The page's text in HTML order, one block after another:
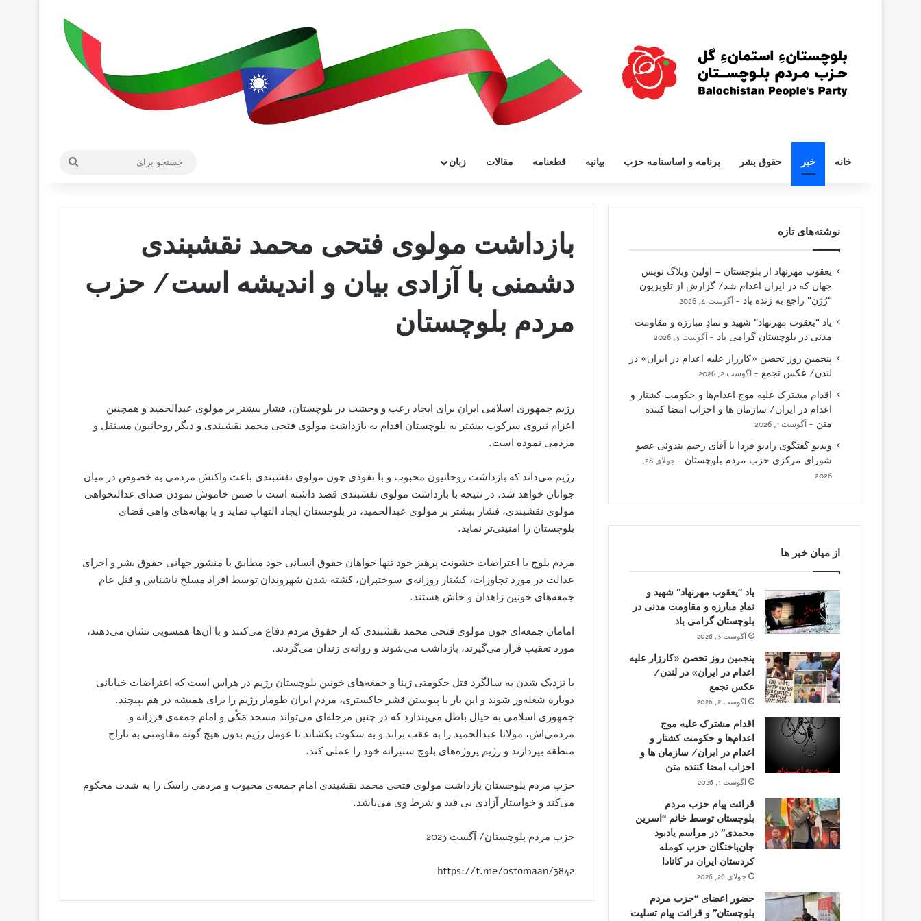
خانه خبر حقوق بشر برنامه و اساسنامه حزب بیانیه قطعنامه مقالات زبان
بازداشت مولوی فتحی محمد نقشبندی
دشمنی با آزادی بیان و اندیشه است/ حزب
مردم بلوچستان
رژیم جمهوری اسلامی ایران برای ایجاد رعب و وحشت در بلوچستان، فشار بیشتر بر مولوی عبدالحمید و همچنین
اعزام نیروی سرکوب بیشتر به بلوچستان اقدام به بازداشت مولوی فتحی محمد نقشبندی و دیگر روحانیون مستقل و
مردمی نموده است.
رژیم می‌داند که بازداشت روحانیون محبوب و با نفوذی چون مولوی نقشبندی باعث واکنش مردمی به خصوص در میان
جوانان خواهد شد. در نتیجه با بازداشت مولوی نقشبندی قصد داشته است تا ضمن خاموش نمودن صدای عدالتخواهی
مولوی نقشبندی، فشار بیشتر بر مولوی عبدالحمید، در بلوچستان ایجاد التهاب نماید و با بهانه‌های واهی فضای
بلوچستان را امنیتی‌تر نماید.
مردم بلوچ با اعتراضات خشونت پرهیز خود تنها خواهان حقوق انسانی خود مطابق با منشور جهانی حقوق بشر و اجرای
عدالت در مورد تجاوزات، کشتار روزانه‌ی سوختبران، کشته شدن شهروندان توسط افراد مسلح ناشناس و قتل عام
جمعه‌های خونین زاهدان و خاش هستند.
امامان جمعه‌ای چون مولوی فتحی محمد نقشبندی که از حقوق مردم دفاع می‌کنند و با آن‌ها همسویی نشان می‌دهند،
مورد تعقیب قرار می‌گیرند، بازداشت می‌شوند و روانه‌ی زندان می‌گردند.
با نزدیک شدن به سالگرد قتل حکومتی ژینا و جمعه‌های خونین بلوچستان رژیم در هراس است که اعتراضات خیابانی
دوباره شعله‌ور شوند و این بار با پیوستن قشر خاکستری، مردم ایران طومار رژیم را برای همیشه در هم بپیچند.
جمهوری اسلامی به خیال باطل می‌پندارد که در چنین مرحله‌ای می‌تواند مسجد مَکّی و امام جمعه‌ی فرزانه و
مردمی‌اش، مولانا عبدالحمید را به عقب براند و به سکوت بکشاند تا عومل رژیم بدون هیچ گونه مقاومتی به تاراج
منطقه بپردازند و رژیم پروژه‌های بلوچ ستیزانه خود را عملی کند.
حزب مردم بلوچستان بازداشت مولوی فتحی محمد نقشبندی امام جمعه‌ی محبوب و مردمی راسک را به شدت محکوم
می‌کند و خواستار آزادی بی قید و شرط وی می‌باشد.
حزب مردم بلوچستان/ آگست 2023
https://t.me/ostomaan/3842
نوشته‌های تازه
یعقوب مهرنهاد از بلوچستان – اولین وبلاگ نویس
جهان که در ایران اعدام شد/ گزارش از تلویزیون
“رُژن” راجع به زنده یاد
آگوست 4, 2026
یاد “یعقوب مهرنهاد” شهید و نمادِ مبارزه و مقاومت
مدنی در بلوچستان گرامی باد
آگوست 3, 2026
پنجمین روز تحصن «کارزار علیه اعدام در ایران» در
لندن/ عکس تجمع
آگوست 2, 2026
اقدام مشترک علیه موج اعدام‌ها و حکومت کشتار و
اعدام در ایران/ سازمان ها و احزاب امضا کننده
متن
آگوست 1, 2026
ویدیو گفتگوی رادیو فردا با آقای رحیم بندوئی عضو
شورای مرکزی حزب مردم بلوچستان
جولای 28,
2026
از میان خبر ها
یاد “یعقوب مهرنهاد” شهید و
نمادِ مبارزه و مقاومت مدنی در
بلوچستان گرامی باد
آگوست 3, 2026
پنجمین روز تحصن «کارزار علیه
اعدام در ایران» در لندن/
عکس تجمع
آگوست 2, 2026
اقدام مشترک علیه موج
اعدام‌ها و حکومت کشتار و
اعدام در ایران/ سازمان ها و
احزاب امضا کننده متن
آگوست 1, 2026
قرائت پیام حزب مردم
بلوچستان توسط خانم “اسرین
محمدی” در مراسم یادبود
جان‌باختگان حزب کومله
کردستان ایران در کانادا
جولای 26, 2026
حضور اعضای “حزب مردم
بلوچستان” و قرائت پیام تسلیت